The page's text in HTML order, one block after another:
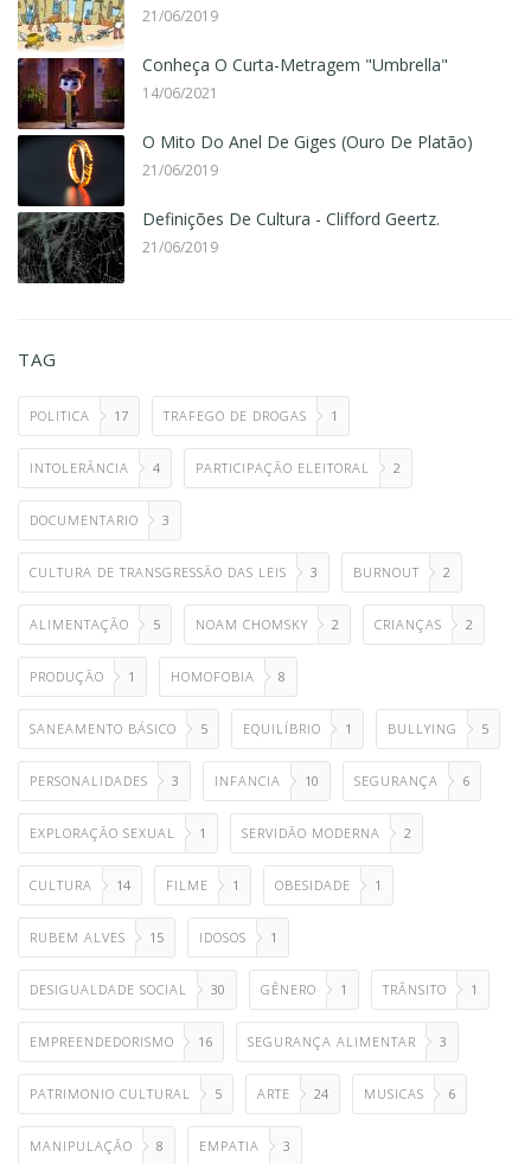
21/06/2019
Conheça O Curta-Metragem "Umbrella"
14/06/2021
O Mito Do Anel De Giges (Ouro De Platão)
21/06/2019
Definições De Cultura - Clifford Geertz.
21/06/2019
TAG
POLITICA 17 TRAFEGO DE DROGAS 1
INTOLERÂNCIA 4 PARTICIPAÇÃO ELEITORAL 2
DOCUMENTARIO 3
CULTURA DE TRANSGRESSÃO DAS LEIS 3 BURNOUT 2
ALIMENTAÇÃO 5 NOAM CHOMSKY 2 CRIANÇAS 2
PRODUÇÃO 1 HOMOFOBIA 8
SANEAMENTO BÁSICO 5 EQUILÍBRIO 1 BULLYING 5
PERSONALIDADES 3 INFANCIA 10 SEGURANÇA 6
EXPLORAÇÃO SEXUAL 1 SERVIDÃO MODERNA 2
CULTURA 14 FILME 1 OBESIDADE 1
RUBEM ALVES 15 IDOSOS 1
DESIGUALDADE SOCIAL 30 GÊNERO 1 TRÂNSITO 1
EMPREENDEDORISMO 16 SEGURANÇA ALIMENTAR 3
PATRIMONIO CULTURAL 5 ARTE 24 MUSICAS 6
MANIPULAÇÃO 8 EMPATIA 3